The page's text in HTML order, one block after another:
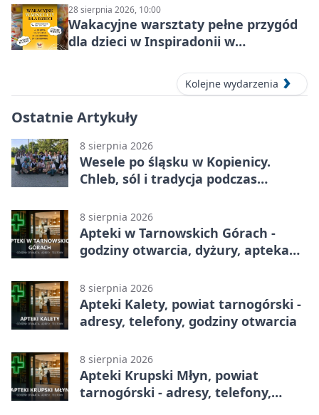
28 sierpnia 2026, 10:00
Wakacyjne warsztaty pełne przygód
dla dzieci w Inspiradonii w
Kolejne wydarzenia
Ostatnie Artykuły
8 sierpnia 2026
Wesele po śląsku w Kopienicy.
Chleb, sól i tradycja podczas
8 sierpnia 2026
Apteki w Tarnowskich Górach -
godziny otwarcia, dyżury, apteka
8 sierpnia 2026
Apteki Kalety, powiat tarnogórski -
adresy, telefony, godziny otwarcia
8 sierpnia 2026
Apteki Krupski Młyn, powiat
tarnogórski - adresy, telefony,